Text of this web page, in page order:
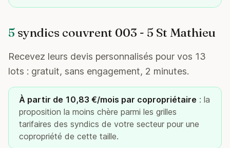
5 syndics couvrent 003 - 5 St Mathieu
Recevez leurs devis personnalisés pour vos 13
lots : gratuit, sans engagement, 2 minutes.
À partir de 10,83 €/mois par copropriétaire : la
proposition la moins chère parmi les grilles
tarifaires des syndics de votre secteur pour une
copropriété de cette taille.